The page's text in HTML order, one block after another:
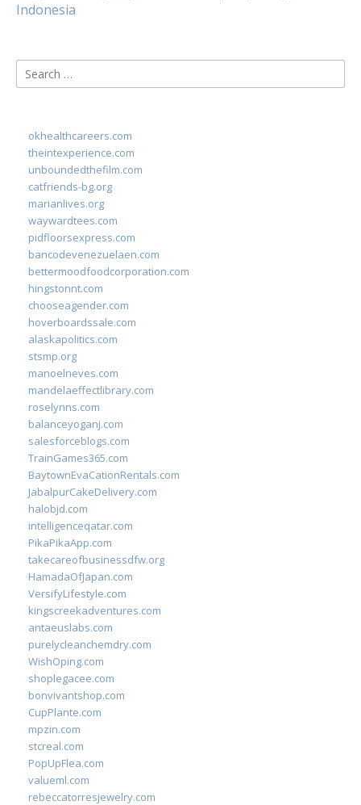
Indonesia
Search
for:
okhealthcareers.com
theintexperience.com
unboundedthefilm.com
catfriends-bg.org
marianlives.org
waywardtees.com
pidfloorsexpress.com
bancodevenezuelaen.com
bettermoodfoodcorporation.com
hingstonnt.com
chooseagender.com
hoverboardssale.com
alaskapolitics.com
stsmp.org
manoelneves.com
mandelaeffectlibrary.com
roselynns.com
balanceyoganj.com
salesforceblogs.com
TrainGames365.com
BaytownEvaCationRentals.com
JabalpurCakeDelivery.com
halobjd.com
intelligenceqatar.com
PikaPikaApp.com
takecareofbusinessdfw.org
HamadaOfJapan.com
VersifyLifestyle.com
kingscreekadventures.com
antaeuslabs.com
purelycleanchemdry.com
WishOping.com
shoplegacee.com
bonvivantshop.com
CupPlante.com
mpzin.com
stcreal.com
PopUpFlea.com
valueml.com
rebeccatorresjewelry.com